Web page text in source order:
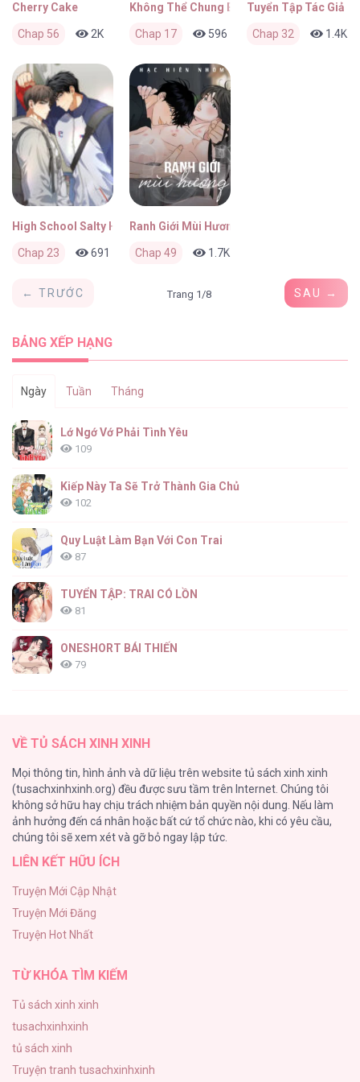
Cherry Cake
Chap 56 2K 3 ngày trước
Không Thể Chung Bước
Chap 17 596 0 4 ngày trước
Tuyển Tập Tác Giả
Chap 32 1.4K
High School Salty Heart
Chap 23 691 0 5 ngày trước
Ranh Giới Mùi Hương
Chap 49 1.7K
← TRƯỚC Trang 1/8 SAU →
BẢNG XẾP HẠNG
Ngày Tuần Tháng
Lớ Ngớ Vớ Phải Tình Yêu
109
Kiếp Này Ta Sẽ Trở Thành Gia Chủ
102
Quy Luật Làm Bạn Với Con Trai
87
TUYỂN TẬP: TRAI CÓ LỒN
81
ONESHORT BÁI THIẾN
79
72
Hầu Nữ Bị Nguyền Rủa Trong Lâu Đài Của Công Tước
68
CẨN THẬN TRĂNG TRÒN THÁNG 3 ĐẤY
Tuyển Tập Manhwa Ngắn Bạo Dăm
49
VỀ TỦ SÁCH XINH XINH
Mọi thông tin, hình ảnh và dữ liệu trên website tủ sách xinh xinh
(tusachxinhxinh.org) đều được sưu tầm trên Internet. Chúng tôi
không sở hữu hay chịu trách nhiệm bản quyền nội dung. Nếu làm
ảnh hưởng đến cá nhân hoặc bất cứ tổ chức nào, khi có yêu cầu,
chúng tôi sẽ xem xét và gỡ bỏ ngay lập tức.
LIÊN KẾT HỮU ÍCH
Truyện Mới Cập Nhật
Truyện Mới Đăng
Truyện Hot Nhất
TỪ KHÓA TÌM KIẾM
Tủ sách xinh xinh
tusachxinhxinh
tủ sách xinh
Truyện tranh tusachxinhxinh